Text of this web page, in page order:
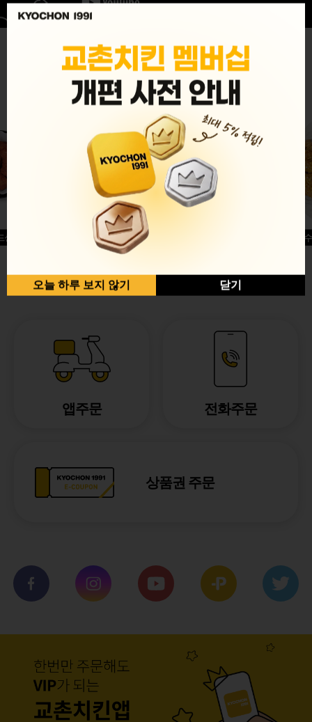
MENU
글윙
반반순살[레드+허니]
허니옥
앱주문 전화주문
상품권 주문
오늘 하루 보지 않기 닫기